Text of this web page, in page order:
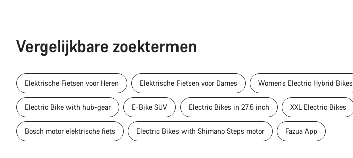
Vergelijkbare zoektermen
Elektrische Fietsen voor Heren Elektrische Fietsen voor Dames Women’s Electric Hybrid Bikes
Electric Bike with hub-gear E-Bike SUV Electric Bikes in 27.5 inch XXL Electric Bikes
Bosch motor elektrische fiets Electric Bikes with Shimano Steps motor Fazua App